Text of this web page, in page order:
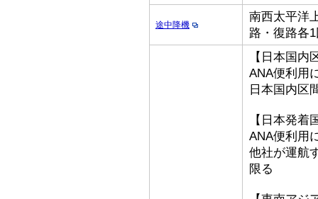
途中降機
南西太平洋
路・復路各
【日本国内
ANA便利用
日本国内区
【日本発着
ANA便利用
他社が運航
限る